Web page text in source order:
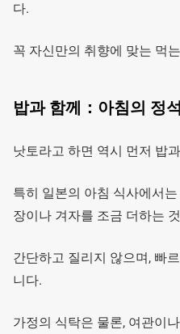
다.
꼭 자신만의 취향에 맞는 먹
밥과 함께：아침의 정
낫토라고 하면 역시 먼저 밥
특히 일본의 아침 식사에서
장이나 겨자를 조금 더하는
간단하고 질리지 않으며, 빠
니다.
가정의 식탁은 물론, 여관이